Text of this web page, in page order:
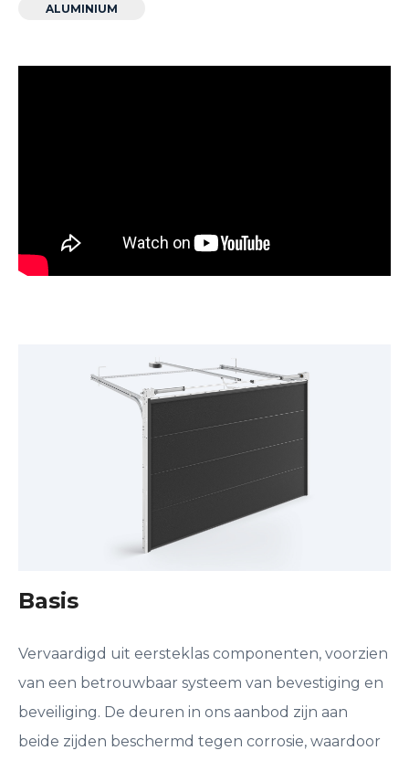
ALUMINIUM
Basis
Vervaardigd uit eersteklas componenten, voorzien
van een betrouwbaar systeem van bevestiging en
beveiliging. De deuren in ons aanbod zijn aan
beide zijden beschermd tegen corrosie, waardoor